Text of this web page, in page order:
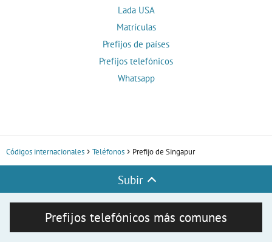
Lada USA
Matrículas
Prefijos de países
Prefijos telefónicos
Whatsapp
Códigos internacionales Teléfonos Prefijo de Singapur
Subir
Prefijos telefónicos más comunes